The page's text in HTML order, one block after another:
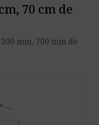
70 cm de
mm, 700 mm de